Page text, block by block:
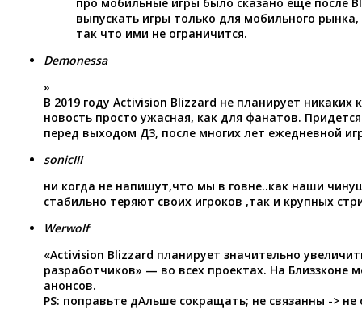
про мобильные игры было сказано еще после
выпускать игры только для мобильного
так что ими не ограничится.
Demonessa
»
В 2019 году Activision Blizzard не планирует никаких
новость просто ужасная, как для фанатов.
перед выходом Д3, после многих лет ежедневной
sonicIII
ни когда не напишут,что мы в говне..как наши
стабильно теряют своих игроков ,так и крупных
Werwolf
«Activision Blizzard планирует значительно
разработчиков» — во всех проектах. На Близзконе
анонсов.
PS: поправьте дАльше сокращать; не связанны -> не